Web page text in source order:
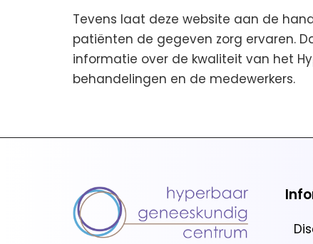
Tevens laat deze website aan de
patiënten de gegeven zorg ervaren.
informatie over de kwaliteit van het
behandelingen en de medewerkers.